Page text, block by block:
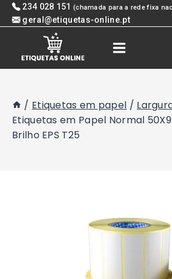
Skip 234 028 151 (chamada para a rede fixa
geral@etiquetas-online.pt
/ Etiquetas em papel /
Etiquetas em Papel Normal
Brilho EPS T25